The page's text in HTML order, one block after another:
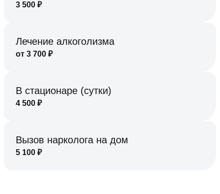
3 500 ₽
Лечение алкоголизма
от 3 700 ₽
В стационаре (сутки)
4 500 ₽
Вызов нарколога на дом
5 100 ₽